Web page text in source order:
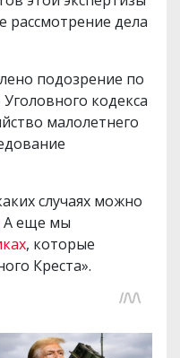
рассмотрение дела
подозрение по
Уголовного кодекса
малолетнего
случаях можно
А еще мы
, которые
Креста».